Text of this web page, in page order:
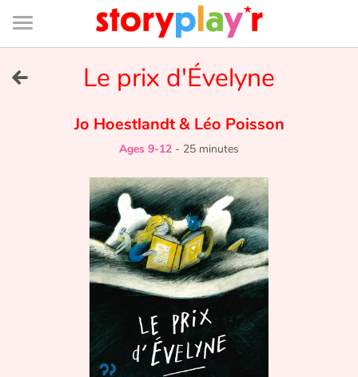
Connexion
Bibliothèque
de
page
Tales and classics in french
Fable, myth, literature and poetry
Le prix d'Évelyne
Jo Hoestlandt&Léo Poisson
Ages 9-12 - 25 minutes